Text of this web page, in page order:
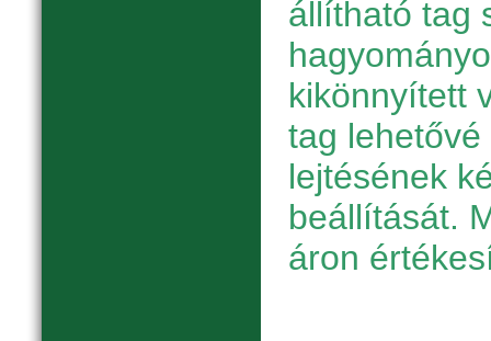
állítható tag
kikönnyített
tag
lejtésének
beállítását.
áron